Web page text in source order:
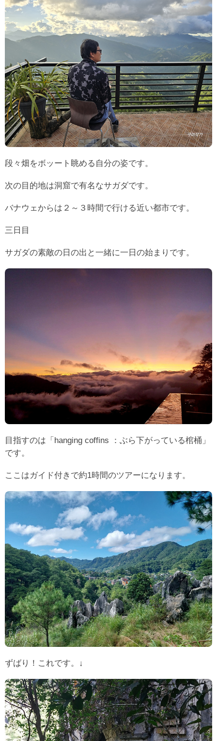
段々畑をボッート眺める自分の姿です。
次の目的地は洞窟で有名なサガダです。
バナウェからは２～３時間で行ける近い都市です。
三日目
サガダの素敵の日の出と一緒に一日の始まりです。
目指すのは「hanging coffins ：ぶら下がっている棺桶」
です。
ここはガイド付きで約1時間のツアーになります。
ずばり！これです。↓